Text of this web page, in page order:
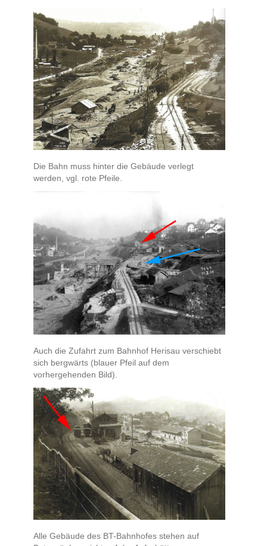
Die Bahn muss hinter die Gebäude verlegt
werden, vgl. rote Pfeile.
Auch die Zufahrt zum Bahnhof Herisau verschiebt
sich bergwärts (blauer Pfeil auf dem
vorhergehenden Bild).
Alle Gebäude des BT-Bahnhofes stehen auf